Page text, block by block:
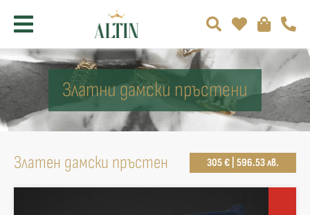
Златни дамски пръстени
Златен дамски пръстен 305 € | 596.53 лв.